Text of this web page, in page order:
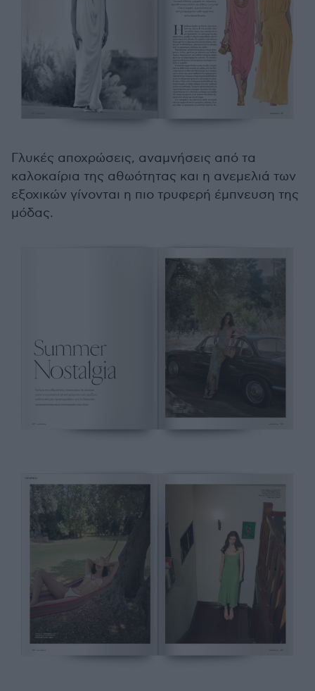
Γλυκές αποχρώσεις, αναμνήσεις από τα
καλοκαίρια της αθωότητας και η ανεμελιά των
εξοχικών γίνονται η πιο τρυφερή έμπνευση της
μόδας.